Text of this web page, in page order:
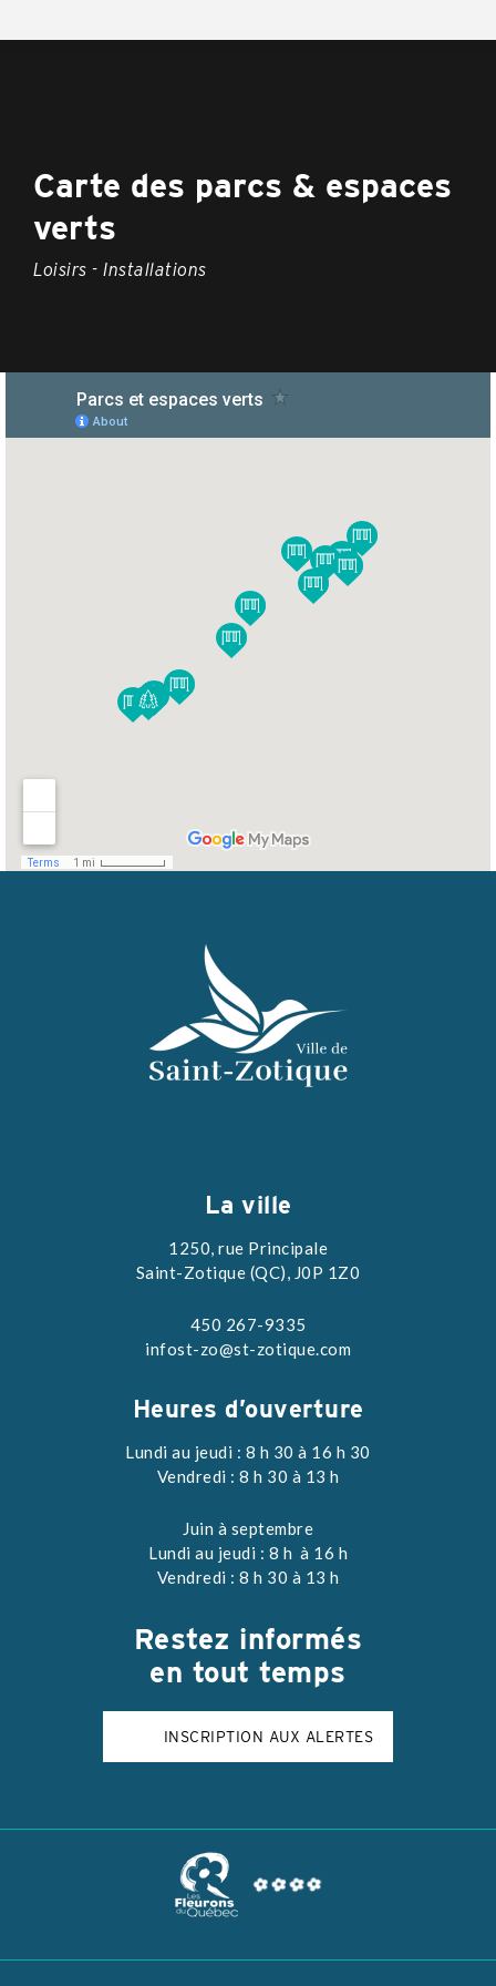
Carte des parcs & espaces
verts
Loisirs - Installations
La ville
1250, rue Principale
Saint-Zotique (QC), J0P 1Z0
450 267-9335
infost-zo@st-zotique.com
Heures d’ouverture
Lundi au jeudi : 8 h 30 à 16 h 30
Vendredi : 8 h 30 à 13 h
Juin à septembre
Lundi au jeudi : 8 h à 16 h
Vendredi : 8 h 30 à 13 h
Restez informés
en tout temps
INSCRIPTION AUX ALERTES